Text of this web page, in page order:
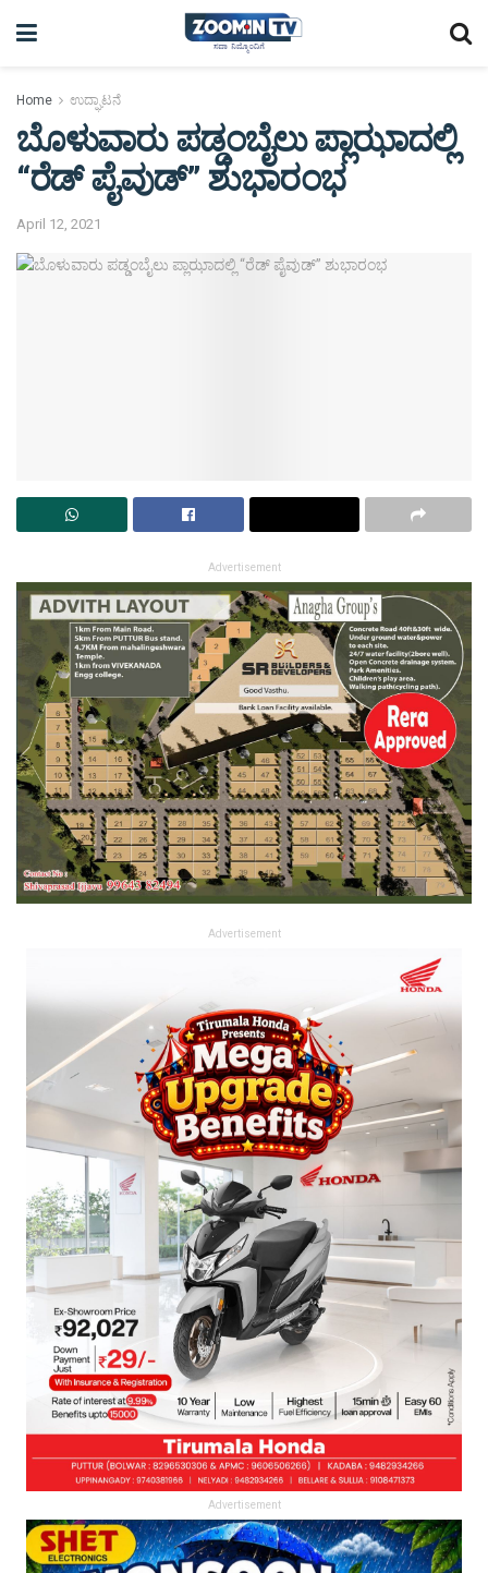
Home ಉದ್ಘಾಟನೆ
ಬೊಳುವಾರು ಪಡ್ಡಂಬೈಲು ಪ್ಲಾಝಾದಲ್ಲಿ
“ರೆಡ್ ಪೈವುಡ್” ಶುಭಾರಂಭ
April 12, 2021
Advertisement
Advertisement
Advertisement